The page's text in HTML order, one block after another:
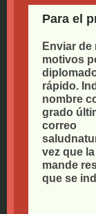
Para el
Enviar de
motivos
rápido.
nombre
grado
correo
vez que
mande
que se